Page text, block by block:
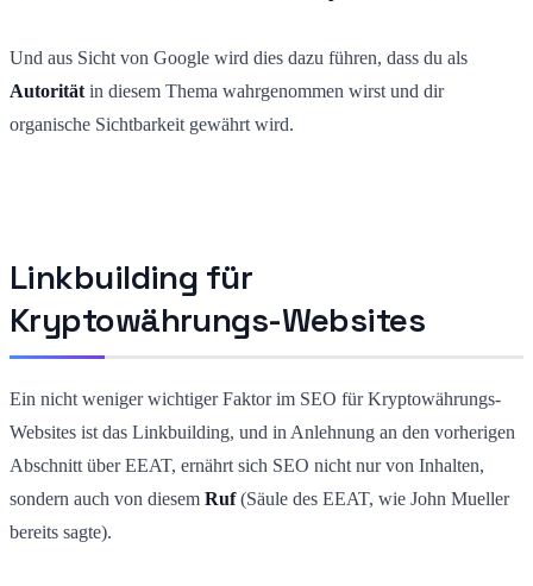
Und aus Sicht von Google wird dies dazu führen, dass du als
Autorität in diesem Thema wahrgenommen wirst und dir
organische Sichtbarkeit gewährt wird.
Linkbuilding für
Kryptowährungs-Websites
Ein nicht weniger wichtiger Faktor im SEO für Kryptowährungs-
Websites ist das Linkbuilding, und in Anlehnung an den vorherigen
Abschnitt über EEAT, ernährt sich SEO nicht nur von Inhalten,
sondern auch von diesem Ruf(Säule des EEAT, wie John Mueller
bereits sagte).